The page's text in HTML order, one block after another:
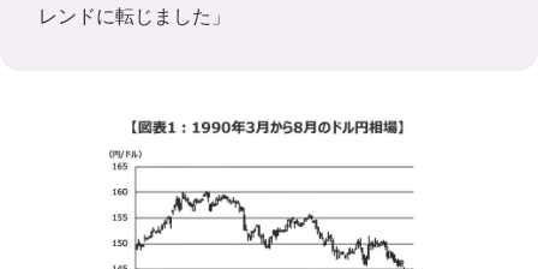
レンドに転じました」